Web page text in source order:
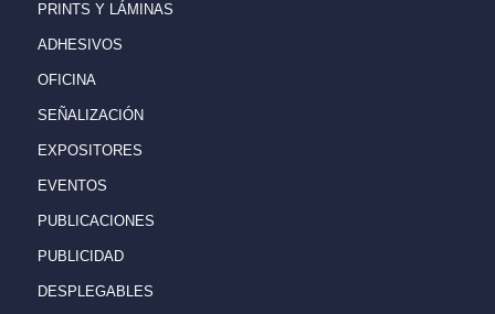
PRINTS Y LÁMINAS
ADHESIVOS
OFICINA
SEÑALIZACIÓN
EXPOSITORES
EVENTOS
PUBLICACIONES
PUBLICIDAD
DESPLEGABLES